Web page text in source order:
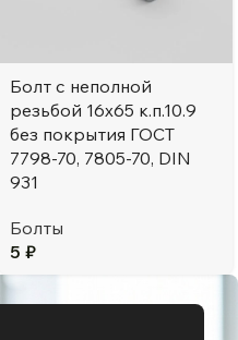
Болт с неполной
резьбой 16х65 к.п.10.9
без покрытия ГОСТ
7798-70, 7805-70, DIN
931
Болты
5 ₽